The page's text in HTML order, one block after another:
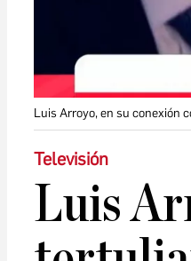
Luis Arroyo, en su conexión
Televisión
Luis